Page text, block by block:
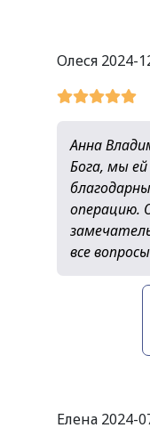
Олеся 2024-
Анна
Бога, мы ей
операцию.
все
Елена 2024-